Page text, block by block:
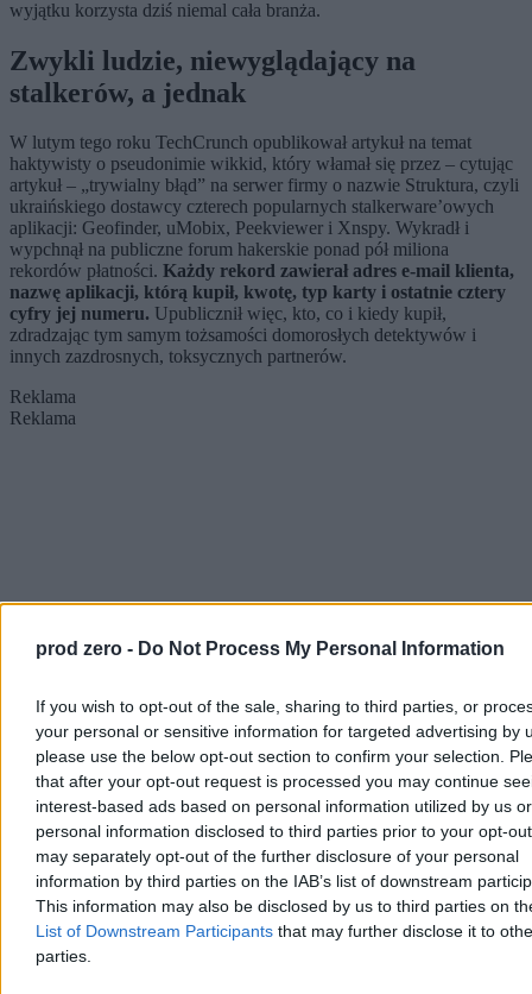
prod zero - Do Not Process My Personal Information
If you wish to opt-out of the sale, sharing to third parties, or
your personal or sensitive information for targeted advertising by
please use the below opt-out section to confirm your selection.
that after your opt-out request is processed you may continue
interest-based ads based on personal information utilized by us or
personal information disclosed to third parties prior to your opt-
may separately opt-out of the further disclosure of your personal
information by third parties on the IAB’s list of downstream
This information may also be disclosed by us to third parties on
List of Downstream Participants that may further disclose it to
parties.
wyjątku korzysta dziś niemal cała branża.
Zwykli ludzie, niewyglądający na
stalkerów, a jednak
W lutym tego roku TechCrunch opublikował artykuł na temat
haktywisty o pseudonimie wikkid, który włamał się przez – cytując
artykuł – „trywialny błąd” na serwer firmy o nazwie Struktura, czyli
ukraińskiego dostawcy czterech popularnych stalkerware’owych
aplikacji: Geofinder, uMobix, Peekviewer i Xnspy. Wykradł i
wypchnął na publiczne forum hakerskie ponad pół miliona
rekordów płatności. Każdy rekord zawierał adres e-mail klienta,
nazwę aplikacji, którą kupił, kwotę, typ karty i ostatnie cztery
cyfry jej numeru. Upublicznił więc, kto, co i kiedy kupił,
zdradzając tym samym tożsamości domorosłych detektywów i
innych zazdrosnych, toksycznych partnerów.
Reklama
Reklama
TechCrunch zweryfikował te dane i okazało się, że są prawdziwe.
Jak to zrobili, nie mając dostępu do skrzynek pocztowych
użytkowników? Deweloperzy aplikacji Struktura podczas
testowania skonfigurowali sobie kod tak, by wszystkie maile, w tym
też reset hasła, trafiały na serwery Mailtrap zamiast do prawdziwych
skrzynek mailowych.
Kiedy więc apka wysyłała maila, to połączenie szło na ten fałszywy
serwer SMTP i wiadomość lądowała w odpowiedniej skrzynce na
stronie mailtrap.io (to taki system do sprawdzania, czy
wszystko
, zanim jeszcze uruchomimy serwis
produkcyjnie), gdzie deweloper może sobie ją podglądnąć. Po